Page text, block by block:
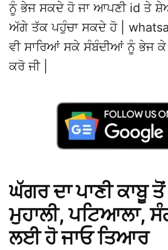
ਨੂੰ ਭੇਜ ਸਕਦੇ ਹੋ ਜਾ ਆਪਣੀ id ਤੇ
ਅੱਗੇ ਤੱਕ ਪਹੁੰਚਾ ਸਕਦੇ ਹੋ |
ਵੀ ਸਾਰਿਆਂ ਸਕੇ ਸੰਬੰਦੀਆਂ ਨੂੰ ਭੇਜ
ਕਰੋ ਜੀ |
ਘੱਗਰ ਦਾ ਪਾਣੀ ਕਾਬੂ
ਮੁਹਾਲੀ, ਪਟਿਆਲਾ,
ਲਈ ਹੋ ਜਾਓ ਤਿਆਰ